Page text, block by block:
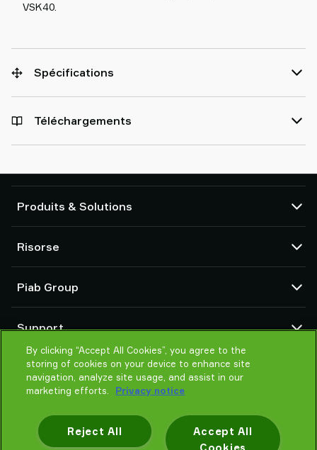
VSK40.
Spécifications
Téléchargements
Produits & Solutions
Ventouses et préhenseurs souples
Composants de main de préhension robotisée (EOAT)
Solutions de préhension pour robots et cobots
Accessoires de systèmes et de solutions
Transporteur pneumatique pour poudre et vrac
Risorse
Configuratori di prodotto
Condizioni generali di vendita
Déclaration de confidentialité
Piab Group
Une organisation mondiale
Code de conduite
Actualités
Support
Contactez-nous
Trouver un fournisseur
Aidez-moi à choisir
By clicking “Accept All Cookies”, you agree to the
storing of cookies on your device to enhance site
navigation, analyze site usage, and assist in our
marketing efforts.
Privacy notice
Accept All
Cookies
Reject All